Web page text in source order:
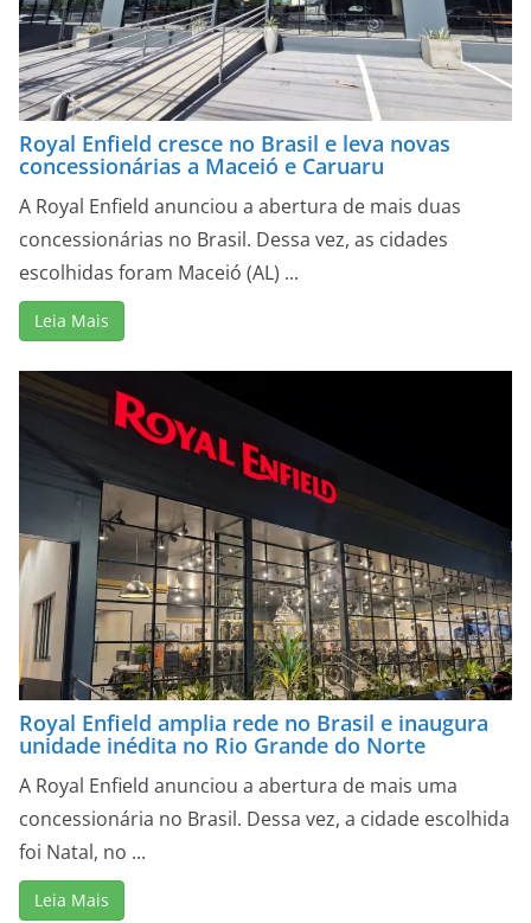
Royal Enfield cresce no Brasil e leva novas
concessionárias a Maceió e Caruaru
A Royal Enfield anunciou a abertura de mais duas
concessionárias no Brasil. Dessa vez, as cidades
escolhidas foram Maceió (AL) ...
Leia Mais
Royal Enfield amplia rede no Brasil e inaugura
unidade inédita no Rio Grande do Norte
A Royal Enfield anunciou a abertura de mais uma
concessionária no Brasil. Dessa vez, a cidade escolhida
foi Natal, no ...
Leia Mais